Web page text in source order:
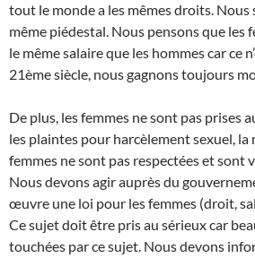
tout le monde a les mêmes droits. Nous
même piédestal. Nous pensons que les
le même salaire que les hommes car ce
21ème siècle, nous gagnons toujours
De plus, les femmes ne sont pas prises
les plaintes pour harcèlement sexuel,
femmes ne sont pas respectées et sont
Nous devons agir auprès du
œuvre une loi pour les femmes (droit,
Ce sujet doit être pris au sérieux car
touchées par ce sujet. Nous devons